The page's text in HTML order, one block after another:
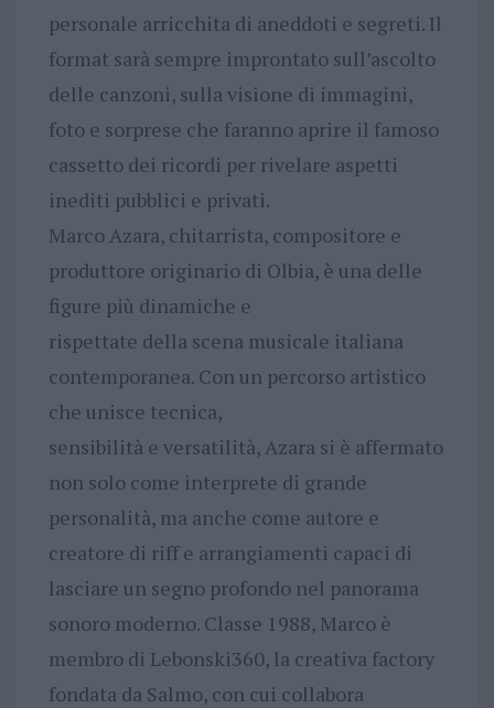
personale arricchita di aneddoti e segreti. Il
format sarà sempre improntato sull’ascolto
delle canzoni, sulla visione di immagini,
foto e sorprese che faranno aprire il famoso
cassetto dei ricordi per rivelare aspetti
inediti pubblici e privati.
Marco Azara, chitarrista, compositore e
produttore originario di Olbia, è una delle
figure più dinamiche e
rispettate della scena musicale italiana
contemporanea. Con un percorso artistico
che unisce tecnica,
sensibilità e versatilità, Azara si è affermato
non solo come interprete di grande
personalità, ma anche come autore e
creatore di riff e arrangiamenti capaci di
lasciare un segno profondo nel panorama
sonoro moderno. Classe 1988, Marco è
membro di Lebonski360, la creativa factory
fondata da Salmo, con cui collabora